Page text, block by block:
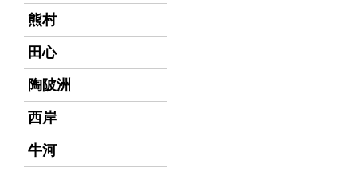
熊村
田心
陶陂洲
西岸
牛河